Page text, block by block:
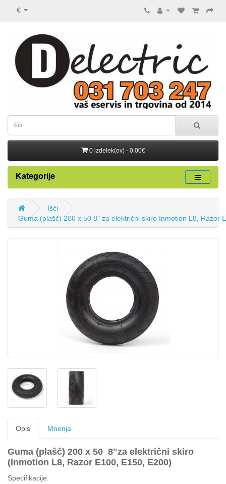
€
0 izdelek(ov) - 0.00€
Kategorije
Išči
Guma (plašč) 200 x 50 8" za električni skiro Inmotion L8, Razor
Opis Mnenja
Guma (plašč) 200 x 50 8"za električni skiro
(Inmotion L8, Razor E100, E150, E200)
Specifikacije: